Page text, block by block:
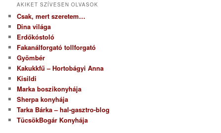
AKIKET SZÍVESEN OLVASOK
Csak, mert szeretem…
Dina világa
Erdőkóstoló
Fakanálforgató tollforgató
Gyömbér
Kakukkfű – Hortobágyi Anna
Kisildi
Marka boszikonyhája
Sherpa konyhája
Tarka Bárka – hal-gasztro-blog
TücsökBogár Konyhája